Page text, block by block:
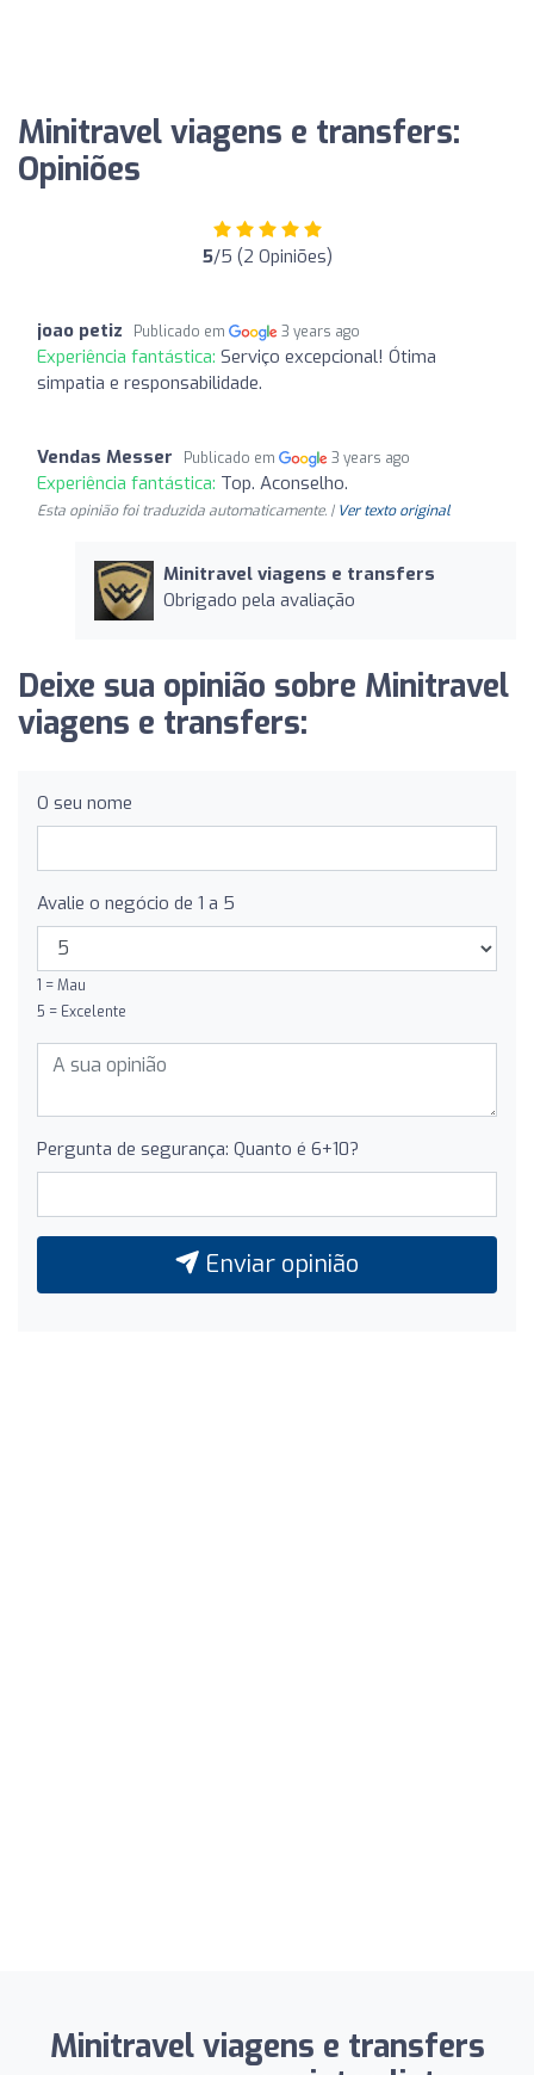
Minitravel viagens e transfers:
Opiniões
5/5 (2 Opiniões)
joao petiz Publicado em 3 years ago
Experiência fantástica: Serviço excepcional! Ótima
simpatia e responsabilidade.
Vendas Messer Publicado em 3 years ago
Experiência fantástica: Top. Aconselho.
Esta opinião foi traduzida automaticamente. | Ver texto original
Minitravel viagens e transfers
Obrigado pela avaliação
Deixe sua opinião sobre Minitravel
viagens e transfers:
O seu nome
Avalie o negócio de 1 a 5
1 = Mau
5 = Excelente
Pergunta de segurança: Quanto é 6+10?
Enviar opinião
Minitravel viagens e transfers